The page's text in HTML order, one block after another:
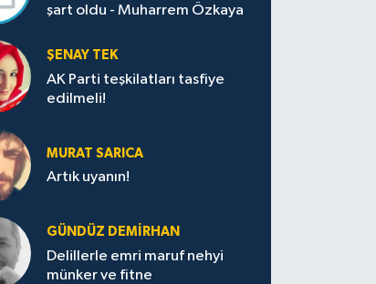
şart oldu - Muharrem Özkaya
ŞENAY TEK
AK Parti teşkilatları tasfiye
edilmeli!
MURAT SARICA
Artık uyanın!
GÜNDÜZ DEMIRHAN
Delillerle emri maruf nehyi
münker ve fitne